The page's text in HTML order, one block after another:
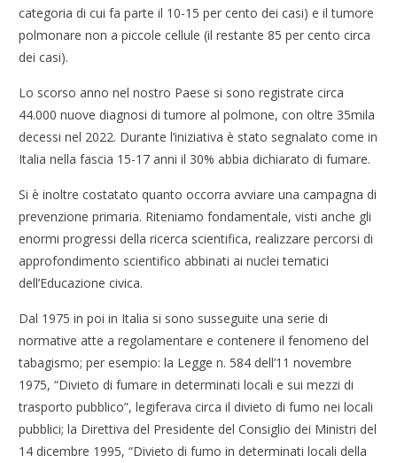
categoria di cui fa parte il 10-15 per cento dei casi) e il tumore
polmonare non a piccole cellule (il restante 85 per cento circa
dei casi).
Lo scorso anno nel nostro Paese si sono registrate circa
44.000 nuove diagnosi di tumore al polmone, con oltre 35mila
decessi nel 2022. Durante l’iniziativa è stato segnalato come in
Italia nella fascia 15-17 anni il 30% abbia dichiarato di fumare.
Si è inoltre costatato quanto occorra avviare una campagna di
prevenzione primaria. Riteniamo fondamentale, visti anche gli
enormi progressi della ricerca scientifica, realizzare percorsi di
approfondimento scientifico abbinati ai nuclei tematici
dell’Educazione civica.
Dal 1975 in poi in Italia si sono susseguite una serie di
normative atte a regolamentare e contenere il fenomeno del
tabagismo; per esempio: la Legge n. 584 dell’11 novembre
1975, “Divieto di fumare in determinati locali e sui mezzi di
trasporto pubblico”, legiferava circa il divieto di fumo nei locali
pubblici; la Direttiva del Presidente del Consiglio dei Ministri del
14 dicembre 1995, “Divieto di fumo in determinati locali della